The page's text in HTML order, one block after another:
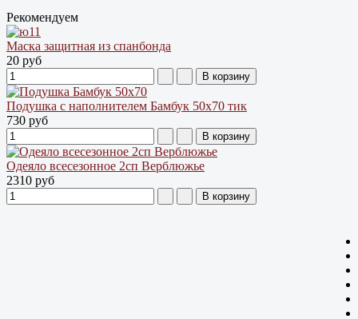
Рекомендуем
Маска защитная из спанбонда
20 руб
Подушка с наполнителем Бамбук 50х70 тик
730 руб
Одеяло всесезонное 2сп Верблюжье
2310 руб